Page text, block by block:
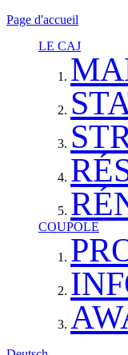
Page d'accueil
LE CAJ
COUPOLE